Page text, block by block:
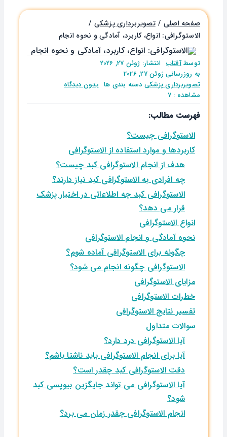
صفحه اصلی
تصویربرداری پزشکی
الاستوگرافی: انواع، کاربرد، آمادگی و نحوه انجام
توسطآفتاب انتشار: ژوئن 27, 2026
به روزرسانی ژوئن 27, 2026
تصویربرداری پزشکیدسته بندی ها بدون ديدگاهon
نحوه
انجام
مشاهده : 7
فهرست مطالب:
الاستوگرافی چیست؟
کاربردها و موارد استفاده از الاستوگرافی
هدف از انجام الاستوگرافی کبد چیست؟
چه افرادی به الاستوگرافی کبد نیاز دارند؟
الاستوگرافی کبد چه اطلاعاتی در اختیار پزشک
قرار می ‌دهد؟
انواع الاستوگرافی
نحوه آمادگی و انجام الاستوگرافی
چگونه برای الاستوگرافی آماده شوم؟
الاستوگرافی چگونه انجام می شود؟
مزایای الاستوگرافی
خطرات الاستوگرافی
تفسیر نتایج الاستوگرافی
سوالات متداول
آیا الاستوگرافی درد دارد؟
آیا برای انجام الاستوگرافی باید ناشتا باشم؟
دقت الاستوگرافی کبد چقدر است؟
آیا الاستوگرافی می تواند جایگزین بیوپسی کبد
‌شود؟
انجام الاستوگرافی چقدر زمان می ‌برد؟